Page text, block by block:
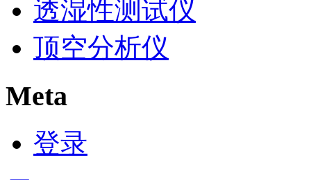
透湿性测试仪
顶空分析仪
Meta
登录